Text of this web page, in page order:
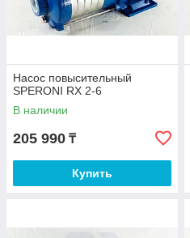
Насос повысительный
SPERONI RX 2-6
В наличии
205 990 ₸
Купить